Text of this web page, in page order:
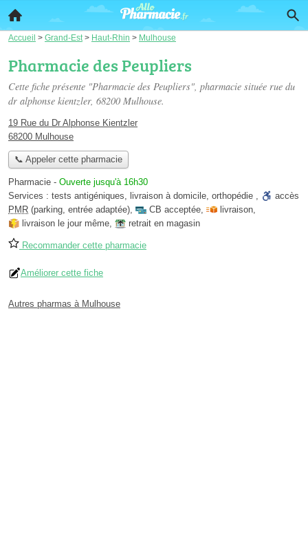
Accueil > Grand-Est > Haut-Rhin > Mulhouse
Pharmacie des Peupliers
Cette fiche présente "Pharmacie des Peupliers", pharmacie située rue du
dr alphonse kientzler, 68200 Mulhouse.
19 Rue du Dr Alphonse Kientzler
68200 Mulhouse
📞 Appeler cette pharmacie
Pharmacie - Ouverte jusqu'à 16h30
Services : tests antigéniques, livraison à domicile, orthopédie ,
accès
PMR (parking, entrée adaptée), CB acceptée, livraison,
livraison le jour même, retrait en magasin
Recommander cette pharmacie
Améliorer cette fiche
Autres pharmas à Mulhouse